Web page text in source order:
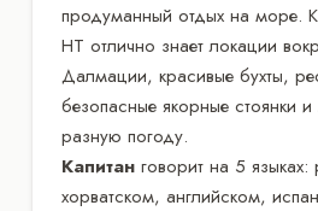
продуманный отдых на море.
HT отлично знает локации
Далмации, красивые бухты,
безопасные якорные стоянки
разную погоду.
Капитан говорит на 5 языках:
хорватском, английском,